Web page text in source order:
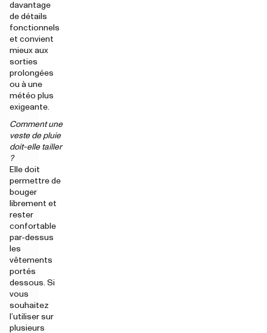
davantage
de détails
fonctionnels
et convient
mieux aux
sorties
prolongées
ou à une
météo plus
exigeante.
Comment une
veste de pluie
doit-elle tailler
?
Elle doit
permettre de
bouger
librement et
rester
confortable
par-dessus
les
vêtements
portés
dessous. Si
vous
souhaitez
l’utiliser sur
plusieurs